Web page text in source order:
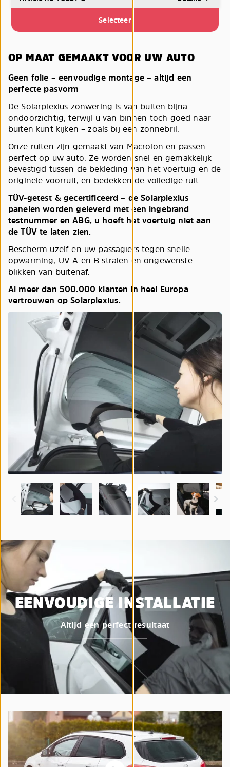
Selecteer
OP MAAT GEMAAKT VOOR UW AUTO
Geen folie – eenvoudige montage – altijd een
perfecte pasvorm
De Solarplexius zonwering is van buiten bijna
ondoorzichtig, terwijl u van binnen toch goed naar
buiten kunt kijken – zoals bij een zonnebril.
Onze ruiten zijn gemaakt van Macrolon en passen
perfect op uw auto. Ze worden snel en gemakkelijk
bevestigd tussen de bekleding van het voertuig en de
originele voorruit, en bedekken de volledige ruit.
TÜV-getest & gecertificeerd – de Solarplexius
panelen worden geleverd met een ingebrand
testnummer en ABG, u hoeft het voertuig niet aan
de TÜV te laten zien.
Bescherm uzelf en uw passagiers tegen snelle
opwarming, UV-A en B stralen en ongewenste
blikken van buitenaf.
Al meer dan 500.000 klanten in heel Europa
vertrouwen op Solarplexius.
EENVOUDIGE INSTALLATIE
Altijd een perfect resultaat